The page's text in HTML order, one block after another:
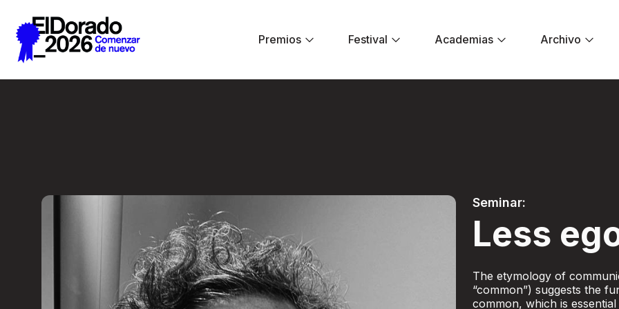
Premios
Festival Academias Archivo
Seminar:
Less
The etymology of
“common”) suggests the
common, which is